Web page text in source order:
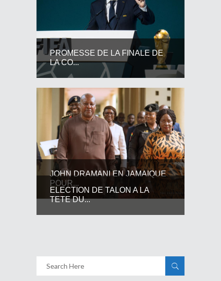
PROMESSE DE LA FINALE DE
LA CO...
JOHN DRAMANI EN JAMAIQUE
POUR...
ELECTION DE TALON A LA
TETE DU...